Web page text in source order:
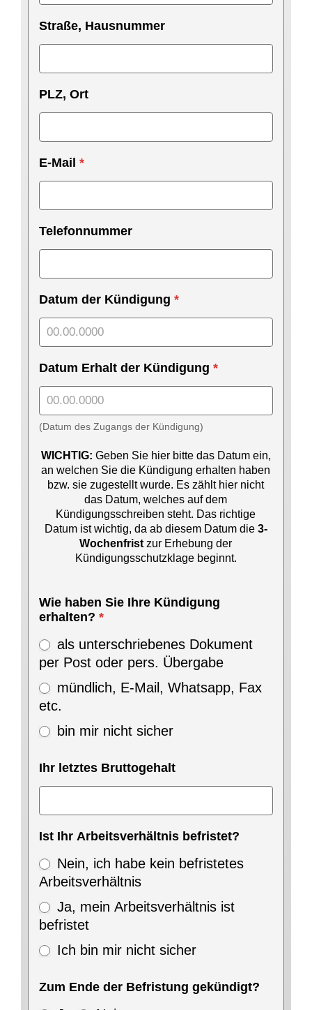
Straße, Hausnummer
PLZ, Ort
E-Mail *
Telefonnummer
Datum der Kündigung *
Datum Erhalt der Kündigung *
(Datum des Zugangs der Kündigung)
WICHTIG: Geben Sie hier bitte das Datum ein,
an welchen Sie die Kündigung erhalten haben
bzw. sie zugestellt wurde. Es zählt hier nicht
das Datum, welches auf dem
Kündigungsschreiben steht. Das richtige
Datum ist wichtig, da ab diesem Datum die 3-
Wochenfrist zur Erhebung der
Kündigungsschutzklage beginnt.
Wie haben Sie Ihre Kündigung
erhalten? *
als unterschriebenes Dokument
per Post oder pers. Übergabe
mündlich, E-Mail, Whatsapp, Fax
etc.
bin mir nicht sicher
Ihr letztes Bruttogehalt
Ist Ihr Arbeitsverhältnis befristet?
Nein, ich habe kein befristetes
Arbeitsverhältnis
Ja, mein Arbeitsverhältnis ist
befristet
Ich bin mir nicht sicher
Zum Ende der Befristung gekündigt?